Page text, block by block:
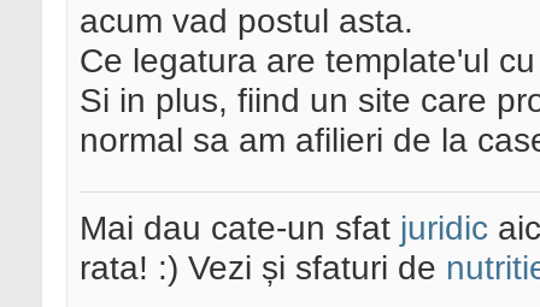
acum vad postul asta.
Ce legatura are template'ul
Si in plus, fiind un site care
normal sa am afilieri de la
Mai dau cate-un sfat juridic
rata! :) Vezi și sfaturi de